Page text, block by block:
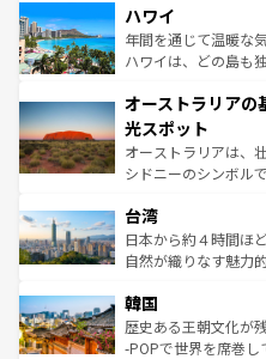
着のスイス情報は
のような巨大都市は
ンメントが詰まった
西部には大自然が広
部のニューオーリン
文化が魅力。旅行者
しみながら、その多
るだろう。車でのロ
情報は
ハワイ
年間を通じて温暖な
ハワイは、どの島も
ワイ島は見逃せない
島だが、静かな自然
おすすめ。エメラル
文化や歴史が息づい
人々、おいしいロー
ク、伝統的なフラダ
っている。訪れるた
はコンテンツ一覧
オーストラリアの
光スポット
オーストラリアは、
シドニーのシンボル
リアリーフや大陸中
ク）、タスマニアの
ど、見どころがたく
いる。アクティビテ
ビング、ハイキング
い。オーストラリア
台湾
日本から約４時間ほ
自然が織りなす魅力
ン）、静ひつな山岳
と山間の静けさが共
驚きをもたらしてく
韓国
歴史ある王朝文化が
-POPで世界を席巻し